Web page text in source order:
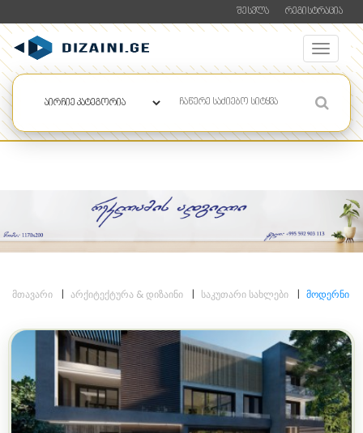
ᲨᲔᲡᲕᲚᲐ ᲠᲔᲒᲘᲡᲢᲠᲐᲪᲘᲐ
ᲛᲗᲐᲕᲐᲠᲘ ᲐᲠᲥᲘᲢᲔᲥᲢᲣᲠᲐ & ᲓᲘᲖᲐᲘᲜᲘ ᲡᲐᲙᲣᲗᲐᲠᲘ ᲡᲐᲮᲚᲔᲑᲘ ᲛᲝᲓᲔᲠᲜᲘ